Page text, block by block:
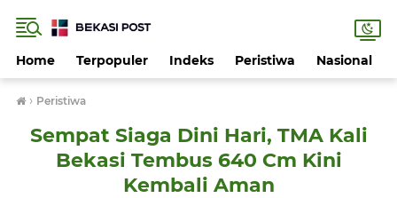
Home Terpopuler Indeks Peristiwa Nasional
› Peristiwa
Sempat Siaga Dini Hari, TMA Kali
Bekasi Tembus 640 Cm Kini
Kembali Aman